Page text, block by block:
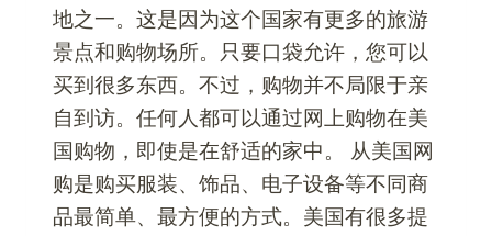
地之一。这是因为这个国家有更多的旅游
景点和购物场所。只要口袋允许，您可以
买到很多东西。不过，购物并不局限于亲
自到访。任何人都可以通过网上购物在美
国购物，即使是在舒适的家中。 从美国网
购是购买服装、饰品、电子设备等不同商
品最简单、最方便的方式。美国有很多提